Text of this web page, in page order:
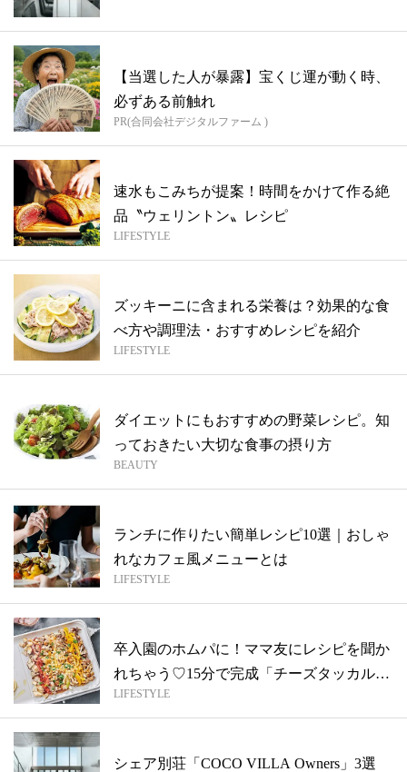
【当選した人が暴露】宝くじ運が動く時、
必ずある前触れ
PR(合同会社デジタルファーム )
速水もこみちが提案！時間をかけて作る絶
品〝ウェリントン〟レシピ
LIFESTYLE
ズッキーニに含まれる栄養は？効果的な食
べ方や調理法・おすすめレシピを紹介
LIFESTYLE
ダイエットにもおすすめの野菜レシピ。知
っておきたい大切な食事の摂り方
BEAUTY
ランチに作りたい簡単レシピ10選｜おしゃ
れなカフェ風メニューとは
LIFESTYLE
卒入園のホムパに！ママ友にレシピを聞か
れちゃう♡15分で完成「チーズタッカル
ビ」...
LIFESTYLE
シェア別荘「COCO VILLA Owners」3選